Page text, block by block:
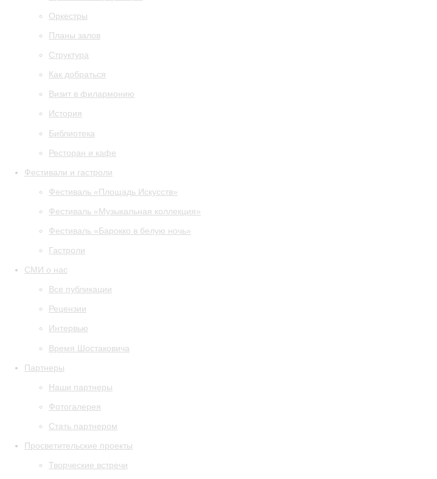
Оркестры
Планы залов
Структура
Как добраться
Визит в филармонию
История
Библиотека
Ресторан и кафе
Фестивали и гастроли
Фестиваль «Площадь Искусств»
Фестиваль «Музыкальная коллекция»
Фестиваль «Барокко в белую ночь»
Гастроли
СМИ о нас
Все публикации
Рецензии
Интервью
Время Шостаковича
Партнеры
Наши партнеры
Фотогалерея
Стать партнером
Просветительские проекты
Творческие встречи